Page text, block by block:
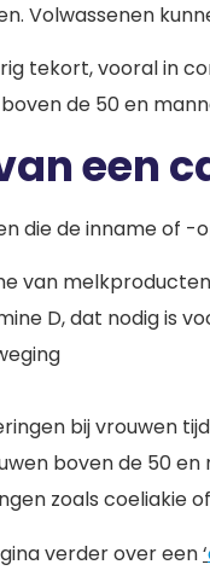
Volwassenen
tekort, vooral in
de 50 en
een
die de inname of
van
D, dat nodig is
bij vrouwen
boven de 50
zoals coeliakie
verder over een‘